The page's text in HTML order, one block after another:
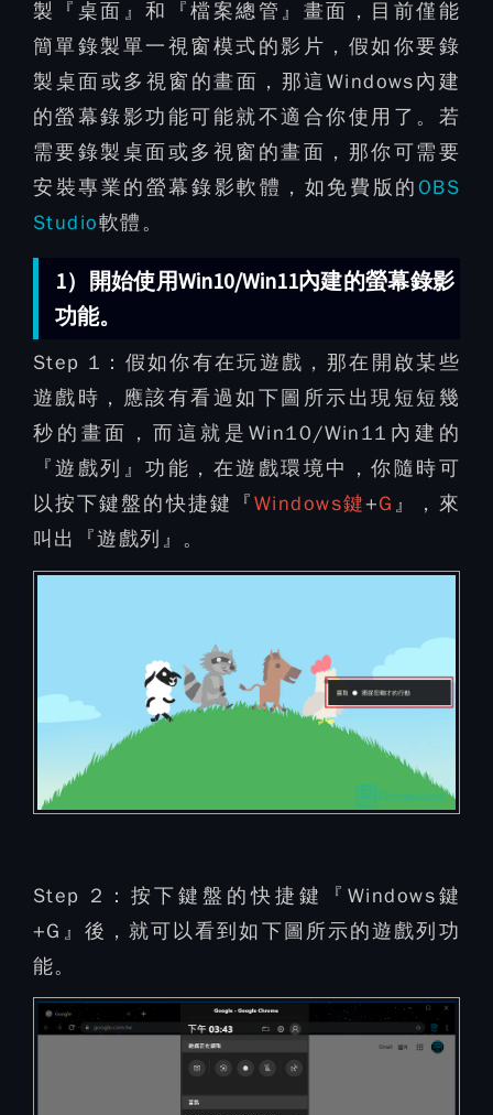
製『桌面』和『檔案總管』畫面，目前僅能
簡單錄製單一視窗模式的影片，假如你要錄
製桌面或多視窗的畫面，那這Windows內建
的螢幕錄影功能可能就不適合你使用了。若
需要錄製桌面或多視窗的畫面，那你可需要
安裝專業的螢幕錄影軟體，如免費版的OBS
Studio軟體。
1）開始使用Win10/Win11內建的螢幕錄影
功能。
Step 1： 假如你有在玩遊戲，那在開啟某些
遊戲時，應該有看過如下圖所示出現短短幾
秒的畫面，而這就是Win10/Win11內建的
『遊戲列』功能，在遊戲環境中，你隨時可
以按下鍵盤的快捷鍵『Windows鍵+G 』，來
叫出『遊戲列』。
Step 2： 按下鍵盤的快捷鍵『Windows鍵
+G』後，就可以看到如下圖所示的遊戲列功
能。